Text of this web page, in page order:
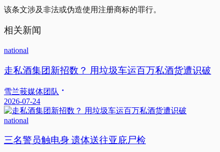
该条文涉及非法或伪造使用注册商标的罪行。
相关新闻
national
走私酒集团新招数？ 用垃圾车运百万私酒货遭识破
雪兰莪媒体团队
2026-07-24
national
三名警员触电身 遗体送往亚庇尸检